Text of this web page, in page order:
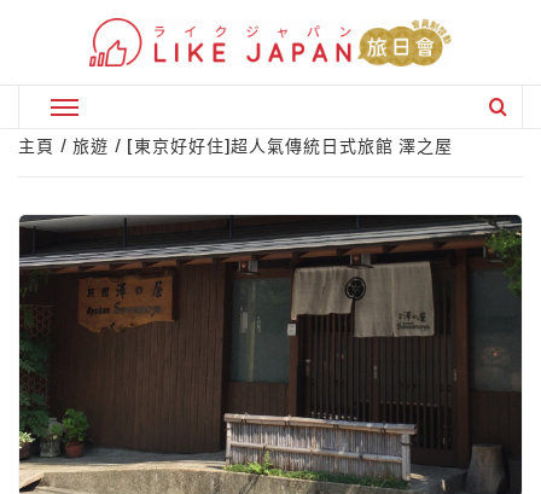
Primary
Menu
主頁 旅遊 [東京好好住]超人氣傳統日式旅館 澤之屋